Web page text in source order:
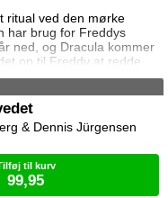
ritual ved den mørke
har brug for Freddys
ned, og Dracula kommer
op til Freddy at redde
& Dennis Jürgensen
til kurv
99,95